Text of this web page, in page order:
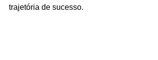
trajetória de sucesso.